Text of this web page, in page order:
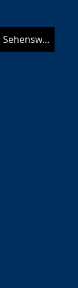
Ufergeschichte und Sehenswürdigkeiten